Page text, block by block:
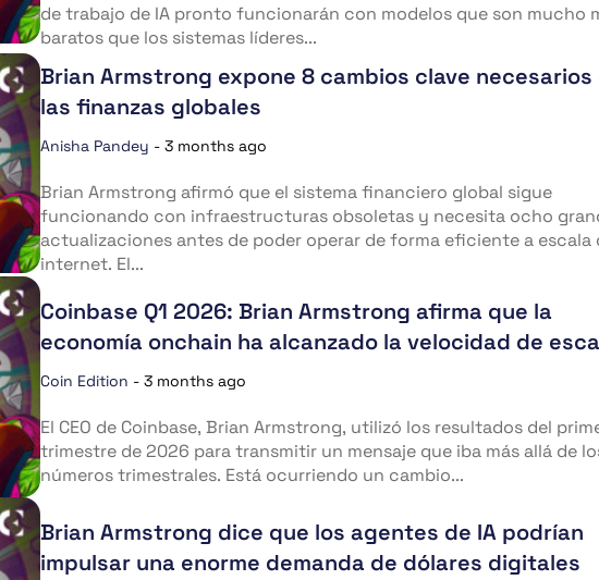
de trabajo de IA pronto funcionarán con modelos que son mucho
baratos que los sistemas líderes...
Brian Armstrong expone 8 cambios clave necesarios
las finanzas globales
Anisha Pandey - 3 months ago
Brian Armstrong afirmó que el sistema financiero global sigue
funcionando con infraestructuras obsoletas y necesita ocho
actualizaciones antes de poder operar de forma eficiente a escala
internet. El...
Coinbase Q1 2026: Brian Armstrong afirma que la
economía onchain ha alcanzado la velocidad de
Coin Edition - 3 months ago
El CEO de Coinbase, Brian Armstrong, utilizó los resultados del
trimestre de 2026 para transmitir un mensaje que iba más allá de
números trimestrales. Está ocurriendo un cambio...
Brian Armstrong dice que los agentes de IA podrían
impulsar una enorme demanda de dólares digitales